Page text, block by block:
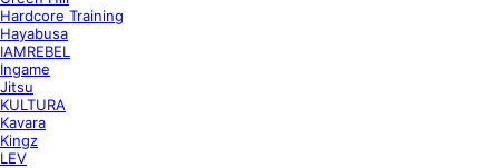
Hardcore Training
Hayabusa
IAMREBEL
Ingame
Jitsu
KULTURA
Kavara
Kingz
LEV